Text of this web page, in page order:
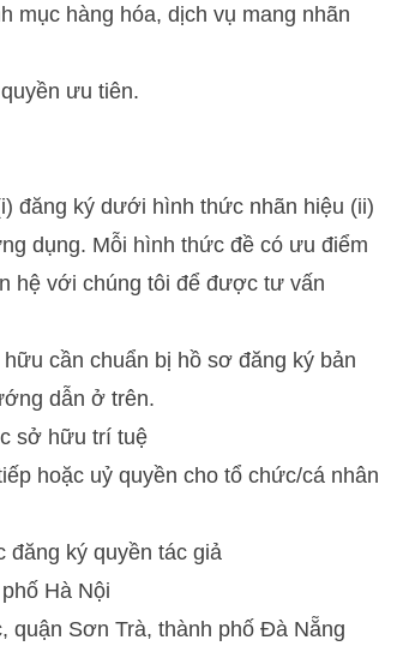
mục hàng hóa, dịch vụ mang nhãn
ưu tiên.
đăng ký dưới hình thức nhãn hiệu (ii)
dụng. Mỗi hình thức đề có ưu điểm
hệ với chúng tôi để được tư vấn
cần chuẩn bị hồ sơ đăng ký bản
dẫn ở trên.
sở hữu trí tuệ
hoặc uỷ quyền cho tổ chức/cá nhân
đăng ký quyền tác giả
Hà Nội
Sơn Trà, thành phố Đà Nẵng